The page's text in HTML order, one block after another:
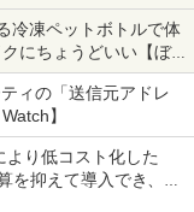
して
冷凍ペットボトルで体
にちょうどいい【ぼっ
なにしてる？】
ィの「送信元アドレ
】
り低コスト化した
抑えて導入でき、